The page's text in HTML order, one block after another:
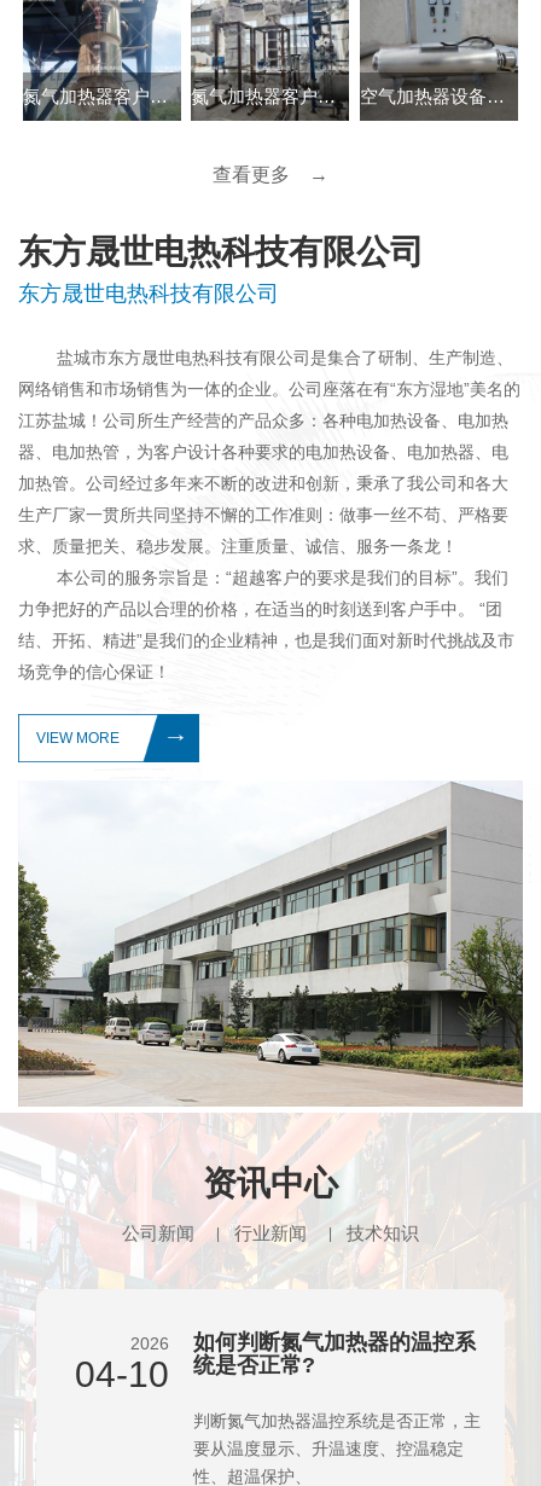
氮气加热器客户使用现场 氮气加热器客户安装现场 空气加热器设备发出
查看更多 →
东方晟世电热科技有限公司
东方晟世电热科技有限公司
盐城市东方晟世电热科技有限公司是集合了研制、生产制造、
网络销售和市场销售为一体的企业。公司座落在有“东方湿地”美名的
江苏盐城！公司所生产经营的产品众多：各种电加热设备、电加热
器、电加热管，为客户设计各种要求的电加热设备、电加热器、电
加热管。公司经过多年来不断的改进和创新，秉承了我公司和各大
生产厂家一贯所共同坚持不懈的工作准则：做事一丝不苟、严格要
求、质量把关、稳步发展。注重质量、诚信、服务一条龙！
本公司的服务宗旨是：“超越客户的要求是我们的目标”。我们
力争把好的产品以合理的价格，在适当的时刻送到客户手中。 “团
结、开拓、精进”是我们的企业精神，也是我们面对新时代挑战及市
场竞争的信心保证！
VIEW MORE
资讯中心
公司新闻 行业新闻 技术知识
04-10
如何判断氮气加热器的温控系
统是否正常?
判断氮气加热器温控系统是否正常，主
要从温度显示、升温速度、控温稳定
性、超温保护、